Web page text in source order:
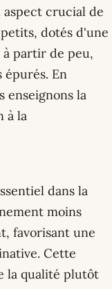
crucial de
dotés d'une
partir de peu,
En
enseignons la
à la
dans la
moins
favorisant une
Cette
la qualité plutôt